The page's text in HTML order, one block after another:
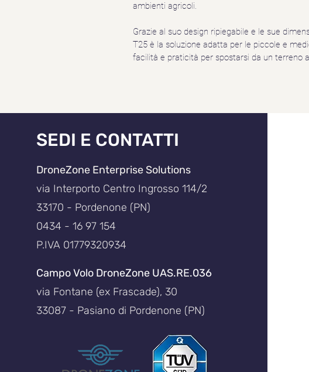
ambienti agricoli.
Grazie al suo design ripiegabile e le sue
T25 è la soluzione adatta per le piccole e
facilità e praticità per spostarsi da un terreno
SEDI E CONTATTI
DroneZone Enterprise Solutions
via Interporto Centro Ingrosso 114/2
33170 - Pordenone (PN)
0434 - 16 97 154
P.IVA 01779320934
Campo Volo DroneZone UAS.RE.036
via Fontane (ex Frascade), 30
33087 - Pasiano di Pordenone (PN)